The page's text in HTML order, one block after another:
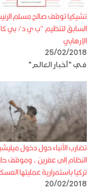
تشيكيا توقف صالح مسلم
السابق لتنظيم “ب ي د/ بي كا
الإرهابي
25/02/2018
في "أخبار العالم"
تضارب الأنباء حول دخول
النظام إلى عفرين ، وموقف
تركيا باستمرارية عمليتها
20/02/2018